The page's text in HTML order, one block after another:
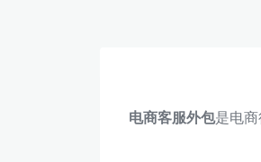
电商客服外包是电商